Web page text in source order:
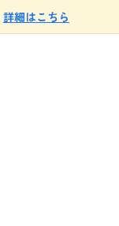
詳細はこちら